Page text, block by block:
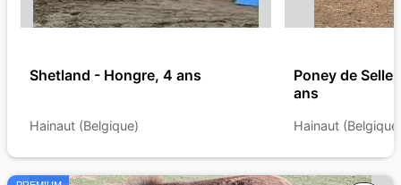
Shetland - Hongre, 4 ans
Hainaut (Belgique)
Poney de Selle
ans
Hainaut